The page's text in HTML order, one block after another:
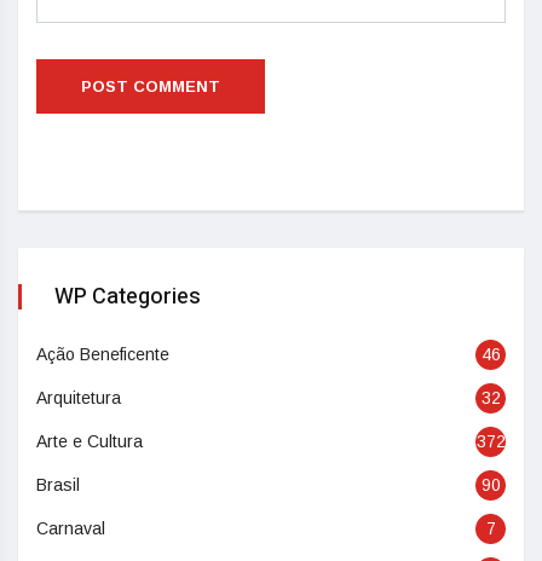
WP Categories
Ação Beneficente 46
Arquitetura 32
Arte e Cultura 372
Brasil 90
Carnaval 7